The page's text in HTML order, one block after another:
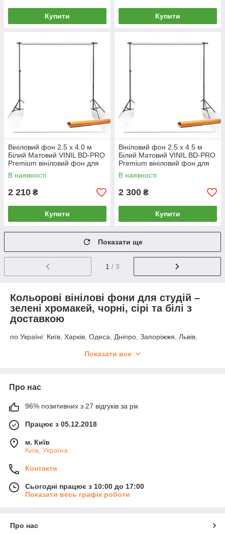
Купити Купити
Вініловий фон 2.5 х 4.0 м
Білий Матовий VINIL BD-PRO
Premium вініловий фон для
фото, відео студійний
В наявності
2 210 ₴
Купити
Вініловий фон 2.5 х 4.5 м
Білий Матовий VINIL BD-PRO
Premium вініловий фон для
фото, відео студійний
В наявності
2 300 ₴
Купити
Показати ще
1 / 3
Кольорові вінілові фони для студій –
зелені хромакей, чорні, сірі та білі з
доставкою
по Україні: Київ, Харків, Одеса, Дніпро, Запоріжжя, Львів,
Чернігів, Черкаси, Житомир, Суми, Хмельницький, Рівне,
Нікополь, Бердянськ, Ужгород, Кам'янець-Подільський
Показати все
Про нас
96% позитивних з 27 відгуків за рік
Працює з 05.12.2018
м. Київ
Київ, Україна
Контакти
Сьогодні працює з 10:00 до 17:00
Показати весь графік роботи
Про нас